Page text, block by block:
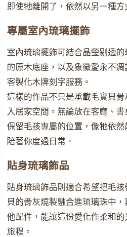
即使牠離開了，依然以另一種方
專屬室內琉璃擺飾
室內琉璃擺飾可結合晶瑩剔透
的原木底座，以及象徵愛永不
客製化木牌刻字服務。
這樣的作品不只是承載毛寶貝
入居家空間。無論放在客廳、
保留毛孩專屬的位置，像牠依然
陪著你度過日常。
貼身琉璃飾品
貼身琉璃飾品則適合希望把毛
貝的骨灰燒製融合進琉璃珠中
他配件，能讓這份愛化作柔和
旅程。